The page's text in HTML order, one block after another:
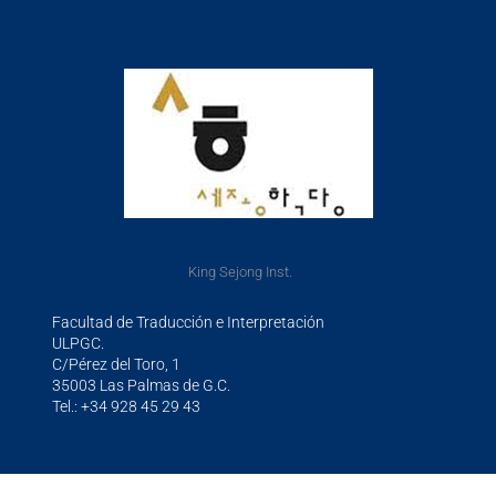
King Sejong Inst.
Facultad de Traducción e Interpretación
ULPGC.
C/Pérez del Toro, 1
35003 Las Palmas de G.C.
Tel.: +34 928 45 29 43